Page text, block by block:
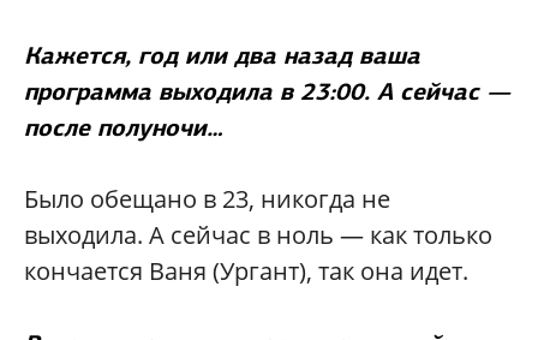
Кажется, год или два назад ваша
программа выходила в 23:00. А сейчас —
после полуночи…
Было обещано в 23, никогда не
выходила. А сейчас в ноль — как только
кончается Ваня (Ургант), так она идет.